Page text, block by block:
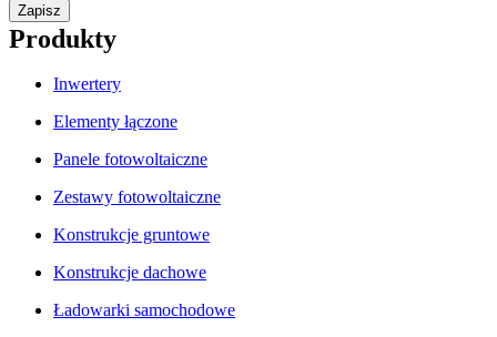
Zapisz
Produkty
Inwertery
Elementy łączone
Panele fotowoltaiczne
Zestawy fotowoltaiczne
Konstrukcje gruntowe
Konstrukcje dachowe
Ładowarki samochodowe